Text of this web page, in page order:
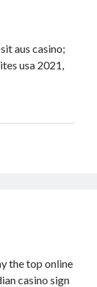
aus casino;
usa 2021,
the top online
casino sign